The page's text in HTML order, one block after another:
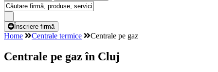
Înscriere firmă
Home Centrale termice Centrale pe gaz
Centrale pe gaz în Cluj